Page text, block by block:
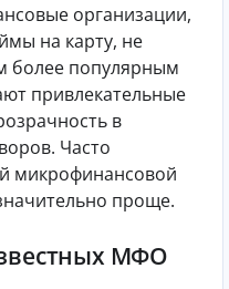
организации,
на карту, не
более популярным
привлекательные
в
Часто
микрофинансовой
проще.
МФО